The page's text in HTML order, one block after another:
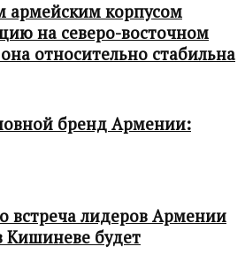
корпусом
на северо-восточном
относительно стабильна
бренд Армении:
лидеров Армении
Кишиневе будет